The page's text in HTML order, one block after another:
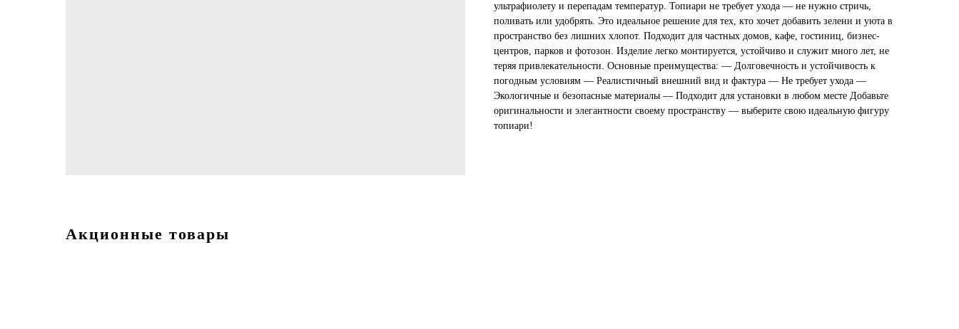
ультрафиолету и перепадам температур. Топиари не требует ухода — не нужно стричь,
поливать или удобрять. Это идеальное решение для тех, кто хочет добавить зелени и уюта в
пространство без лишних хлопот. Подходит для частных домов, кафе, гостиниц, бизнес-
центров, парков и фотозон. Изделие легко монтируется, устойчиво и служит много лет, не
теряя привлекательности. Основные преимущества: — Долговечность и устойчивость к
погодным условиям — Реалистичный внешний вид и фактура — Не требует ухода —
Экологичные и безопасные материалы — Подходит для установки в любом месте Добавьте
оригинальности и элегантности своему пространству — выберите свою идеальную фигуру
топиари!
Акционные товары